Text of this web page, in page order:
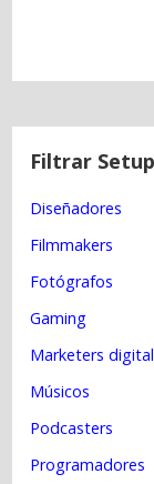
N
Filtrar
Diseñadores
Filmmakers
Fotógrafos
Gaming
Marketers
Músicos
Podcasters
Programadores